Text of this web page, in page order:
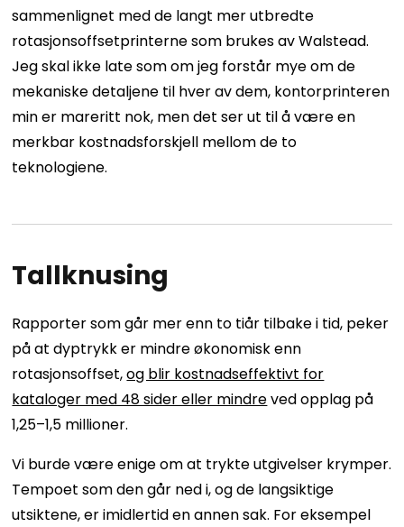
sammenlignet med de langt mer utbredte
rotasjonsoffsetprinterne som brukes av Walstead.
Jeg skal ikke late som om jeg forstår mye om de
mekaniske detaljene til hver av dem, kontorprinteren
min er mareritt nok, men det ser ut til å være en
merkbar kostnadsforskjell mellom de to
teknologiene.
Tallknusing
Rapporter som går mer enn to tiår tilbake i tid, peker
på at dyptrykk er mindre økonomisk enn
rotasjonsoffset,og blir kostnadseffektivt for
kataloger med 48 sider eller mindreved opplag på
1,25–1,5 millioner.
Vi burde være enige om at trykte utgivelser krymper.
Tempoet som den går ned i, og de langsiktige
utsiktene, er imidlertid en annen sak. For eksempel